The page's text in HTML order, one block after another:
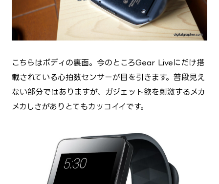
こちらはボディの裏面。今のところGear Liveにだけ搭
載されている心拍数センサーが目を引きます。普段見え
ない部分ではありますが、ガジェット欲を刺激するメカ
メカしさがありとてもカッコイイです。